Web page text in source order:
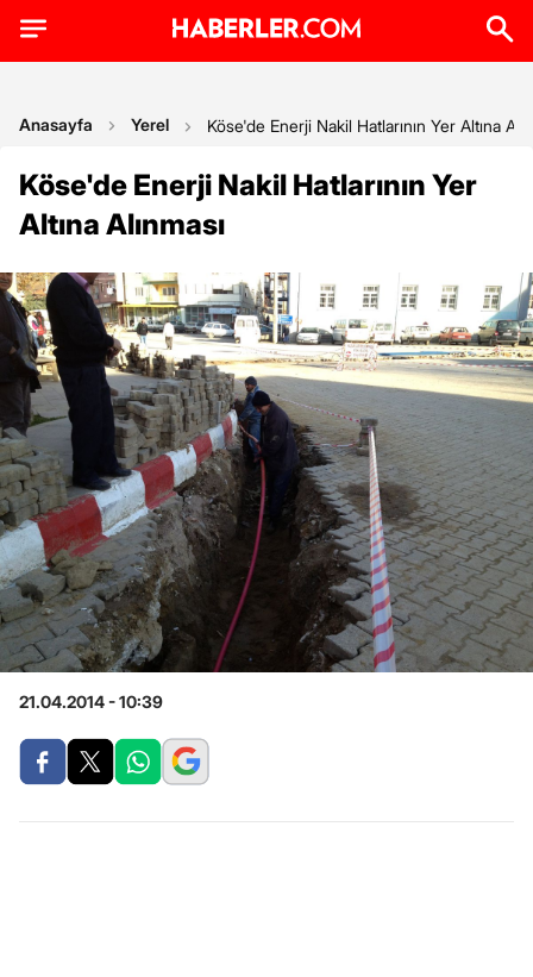
Anasayfa Yerel Köse'de Enerji Nakil Hatlarının Yer Altına
Köse'de Enerji Nakil Hatlarının Yer
Altına Alınması
21.04.2014 - 10:39